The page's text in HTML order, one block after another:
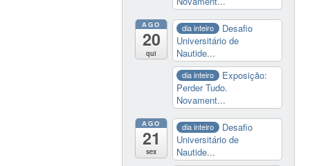
AGO
20
qui
dia inteiro
Desafio
Universitário de
Nautide...
dia inteiro
Exposição:
Perder Tudo.
Novament...
AGO
21
sex
dia inteiro
Desafio
Universitário de
Nautide...